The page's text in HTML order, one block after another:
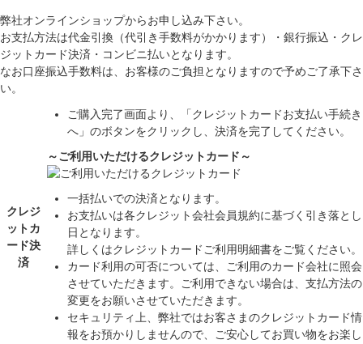
弊社オンラインショップからお申し込み下さい。
お支払方法は代金引換（代引き手数料がかかります）・銀行振込・クレ
ジットカード決済・コンビニ払いとなります。
なお口座振込手数料は、お客様のご負担となりますので予めご了承下さ
い。
クレジ
ットカ
ード決
済
ご購入完了画面より、「クレジットカードお支払い手続き
へ」のボタンをクリックし、決済を完了してください。
～ご利用いただけるクレジットカード～
一括払いでの決済となります。
お支払いは各クレジット会社会員規約に基づく引き落とし
日となります。
詳しくはクレジットカードご利用明細書をご覧ください。
カード利用の可否については、ご利用のカード会社に照会
させていただきます。ご利用できない場合は、支払方法の
変更をお願いさせていただきます。
セキュリティ上、弊社ではお客さまのクレジットカード情
報をお預かりしませんので、ご安心してお買い物をお楽し